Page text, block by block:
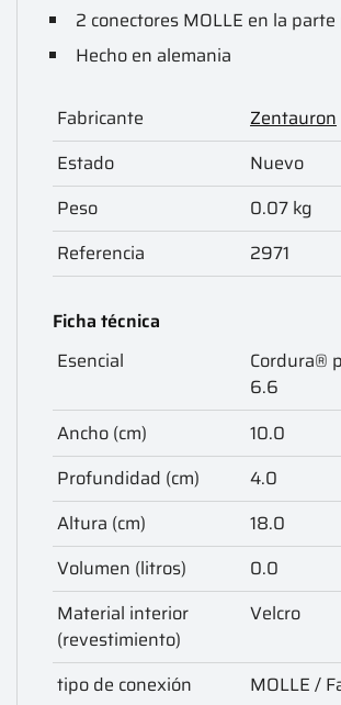
2 conectores MOLLE en la
Hecho en alemania
Fabricante
Zentauron
Estado
Nuevo
Peso
0.07 kg
Referencia
2971
Ficha técnica
Esencial
Cordura®
6.6
Ancho (cm)
10.0
Profundidad (cm)
4.0
Altura (cm)
18.0
Volumen (litros)
0.0
Material interior
(revestimiento)
Velcro
tipo de conexión
MOLLE /